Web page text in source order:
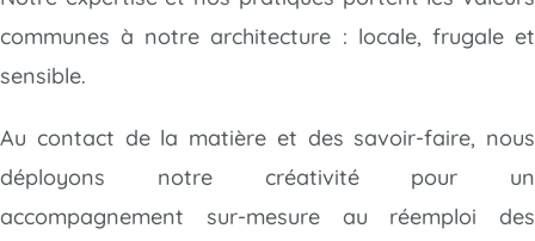
communes à notre architecture : locale, frugale et
sensible.
Au contact de la matière et des savoir-faire, nous
déployons notre créativité pour un
accompagnement sur-mesure au réemploi des